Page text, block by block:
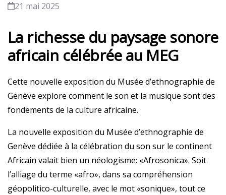
21 mai 2025
La richesse du paysage sonore
africain célébrée au MEG
Cette nouvelle exposition du Musée d’ethnographie de
Genève explore comment le son et la musique sont des
fondements de la culture africaine.
La nouvelle exposition du Musée d’ethnographie de
Genève dédiée à la célébration du son sur le continent
Africain valait bien un néologisme: «Afrosonica». Soit
l’alliage du terme «afro», dans sa compréhension
géopolitico-culturelle, avec le mot «sonique», tout ce